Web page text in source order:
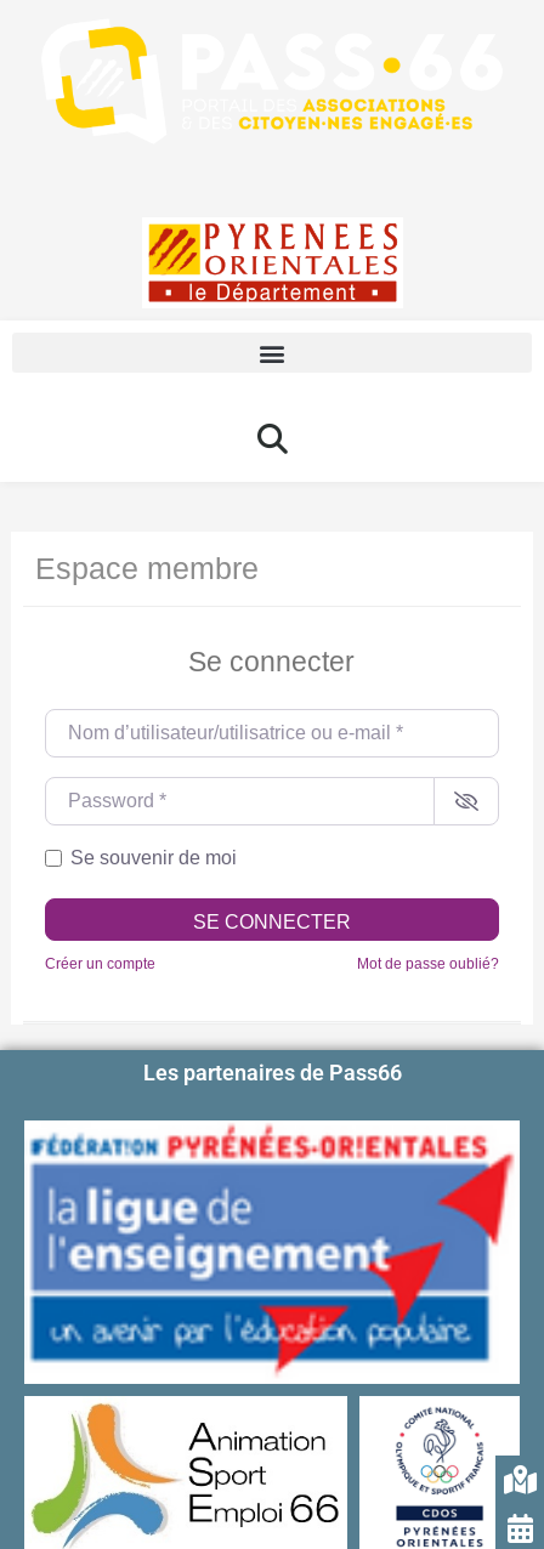
Espace membre
Se connecter
Nom d’utilisateur/utilisatrice ou e-mail
Password
Se souvenir de moi
SE CONNECTER
Créer un compte Mot de passe oublié?
Les partenaires de Pass66